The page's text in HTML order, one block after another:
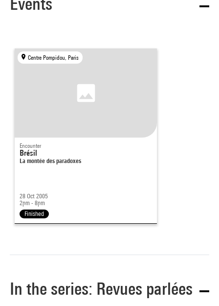
Centre Pompidou, Paris
Encounter
Brésil
La montée des paradoxes
28 Oct 2005
2pm - 8pm
Finished
In the series: Revues parlées